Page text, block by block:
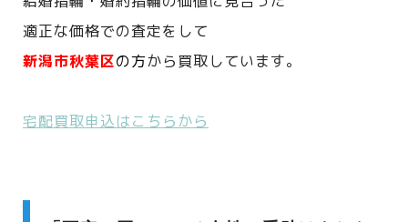
適正な価格での査定をして
新潟市秋葉区の方から買取しています。
宅配買取申込はこちらから